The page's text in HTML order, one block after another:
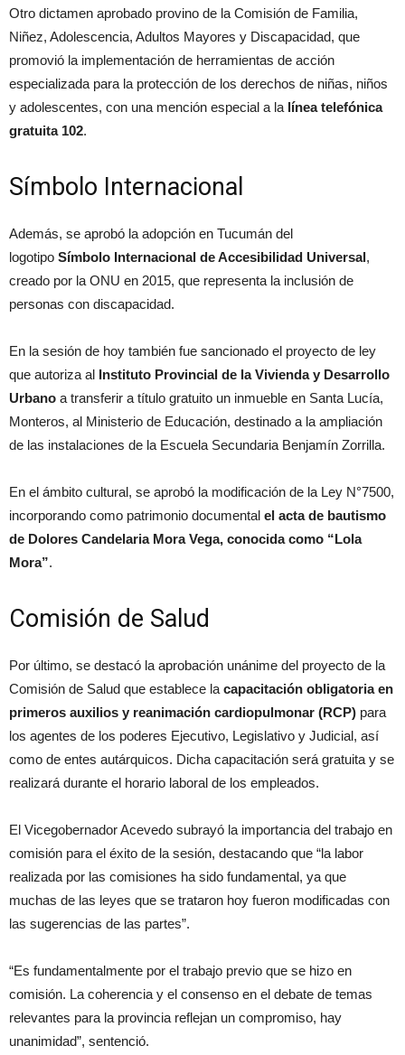
Otro dictamen aprobado provino de la Comisión de Familia,
Niñez, Adolescencia, Adultos Mayores y Discapacidad, que
promovió la implementación de herramientas de acción
especializada para la protección de los derechos de niñas, niños
y adolescentes, con una mención especial a la línea telefónica
gratuita 102.
Símbolo Internacional
Además, se aprobó la adopción en Tucumán del
logotipo Símbolo Internacional de Accesibilidad Universal,
creado por la ONU en 2015, que representa la inclusión de
personas con discapacidad.
En la sesión de hoy también fue sancionado el proyecto de ley
que autoriza al Instituto Provincial de la Vivienda y Desarrollo
Urbano a transferir a título gratuito un inmueble en Santa Lucía,
Monteros, al Ministerio de Educación, destinado a la ampliación
de las instalaciones de la Escuela Secundaria Benjamín Zorrilla.
En el ámbito cultural, se aprobó la modificación de la Ley N°7500,
incorporando como patrimonio documental el acta de bautismo
de Dolores Candelaria Mora Vega, conocida como “Lola
Mora”.
Comisión de Salud
Por último, se destacó la aprobación unánime del proyecto de la
Comisión de Salud que establece la capacitación obligatoria en
primeros auxilios y reanimación cardiopulmonar (RCP) para
los agentes de los poderes Ejecutivo, Legislativo y Judicial, así
como de entes autárquicos. Dicha capacitación será gratuita y se
realizará durante el horario laboral de los empleados.
El Vicegobernador Acevedo subrayó la importancia del trabajo en
comisión para el éxito de la sesión, destacando que “la labor
realizada por las comisiones ha sido fundamental, ya que
muchas de las leyes que se trataron hoy fueron modificadas con
las sugerencias de las partes”.
“Es fundamentalmente por el trabajo previo que se hizo en
comisión. La coherencia y el consenso en el debate de temas
relevantes para la provincia reflejan un compromiso, hay
unanimidad”, sentenció.